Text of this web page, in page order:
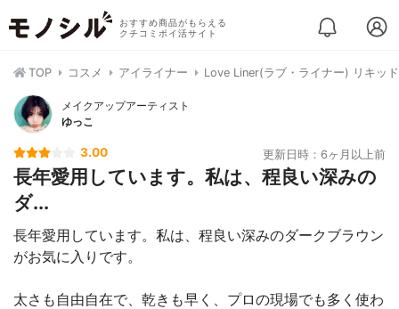
おすすめ商品がもらえる
クチコミポイ活サイト
TOP コスメ アイライナー Love Liner(ラブ・ライナー) リキッ
メイクアップアーティスト
ゆっこ
3.00 更新日時：6ヶ月以上前
長年愛用しています。私は、程良い深みの
ダ...
長年愛用しています。私は、程良い深みのダークブラウン
がお気に入りです。
太さも自由自在で、乾きも早く、プロの現場でも多く使わ